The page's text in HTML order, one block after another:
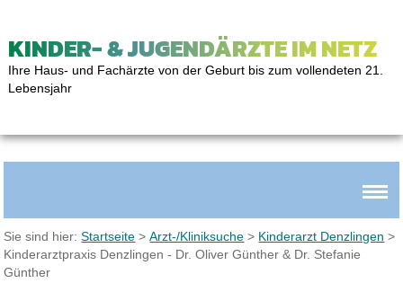
KINDER- & JUGENDÄRZTE IM NETZ
Ihre Haus- und Fachärzte von der Geburt bis zum vollendeten 21.
Lebensjahr
Sie sind hier:Startseite >Arzt-/Kliniksuche > Kinderarzt Denzlingen >
Kinderarztpraxis Denzlingen - Dr. Oliver Günther & Dr. Stefanie
Günther